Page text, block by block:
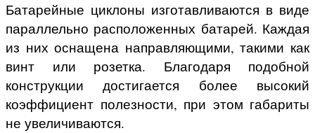
Батарейные циклоны изготавливаются в виде
параллельно расположенных батарей. Каждая
из них оснащена направляющими, такими как
винт или розетка. Благодаря подобной
конструкции достигается более высокий
коэффициент полезности, при этом габариты
не увеличиваются.